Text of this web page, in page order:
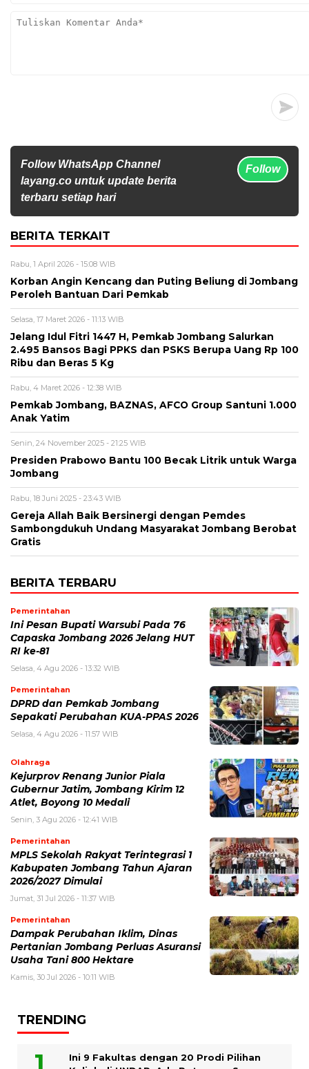
Follow WhatsApp Channel
layang.co untuk update berita
terbaru setiap hari
Follow
BERITA TERKAIT
Rabu, 1 April 2026 - 15:08 WIB
Korban Angin Kencang dan Puting Beliung di Jombang
Peroleh Bantuan Dari Pemkab
Selasa, 17 Maret 2026 - 11:13 WIB
Jelang Idul Fitri 1447 H, Pemkab Jombang Salurkan
2.495 Bansos Bagi PPKS dan PSKS Berupa Uang Rp 100
Ribu dan Beras 5 Kg
Rabu, 4 Maret 2026 - 12:38 WIB
Pemkab Jombang, BAZNAS, AFCO Group Santuni 1.000
Anak Yatim
Senin, 24 November 2025 - 21:25 WIB
Presiden Prabowo Bantu 100 Becak Litrik untuk Warga
Jombang
Rabu, 18 Juni 2025 - 23:43 WIB
Gereja Allah Baik Bersinergi dengan Pemdes
Sambongdukuh Undang Masyarakat Jombang Berobat
Gratis
BERITA TERBARU
Pemerintahan
Ini Pesan Bupati Warsubi Pada 76
Capaska Jombang 2026 Jelang HUT
RI ke-81
Selasa, 4 Agu 2026 - 13:32 WIB
Pemerintahan
DPRD dan Pemkab Jombang
Sepakati Perubahan KUA-PPAS 2026
Selasa, 4 Agu 2026 - 11:57 WIB
Olahraga
Kejurprov Renang Junior Piala
Gubernur Jatim, Jombang Kirim 12
Atlet, Boyong 10 Medali
Senin, 3 Agu 2026 - 12:41 WIB
Pemerintahan
MPLS Sekolah Rakyat Terintegrasi 1
Kabupaten Jombang Tahun Ajaran
2026/2027 Dimulai
Jumat, 31 Jul 2026 - 11:37 WIB
Pemerintahan
Dampak Perubahan Iklim, Dinas
Pertanian Jombang Perluas Asuransi
Usaha Tani 800 Hektare
Kamis, 30 Jul 2026 - 10:11 WIB
TRENDING
Ini 9 Fakultas dengan 20 Prodi Pilihan